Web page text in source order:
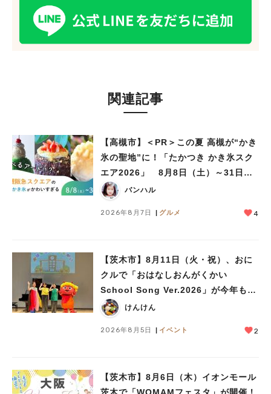
関連記事
【高槻市】＜PR＞この夏 高槻が“かき
氷の聖地”に！「たかつき かき氷スク
エア2026」 8月8日（土）～31日
（月）バンハル
2026年8月7日 グルメ 4
【茨木市】8月11日（火・祝）、おに
クルで「おはなしおんがくかい
School Song Ver.2026」が今年も開
催！テーマは「学校」♪
けんけん
2026年8月5日 イベント 2
【茨木市】8月6日（木）イオンモール